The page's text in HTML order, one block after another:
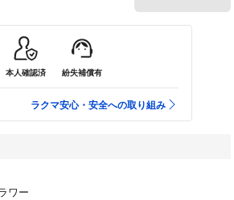
本人確認済 紛失補償有
ラクマ安心・安全への取り組み
ワー